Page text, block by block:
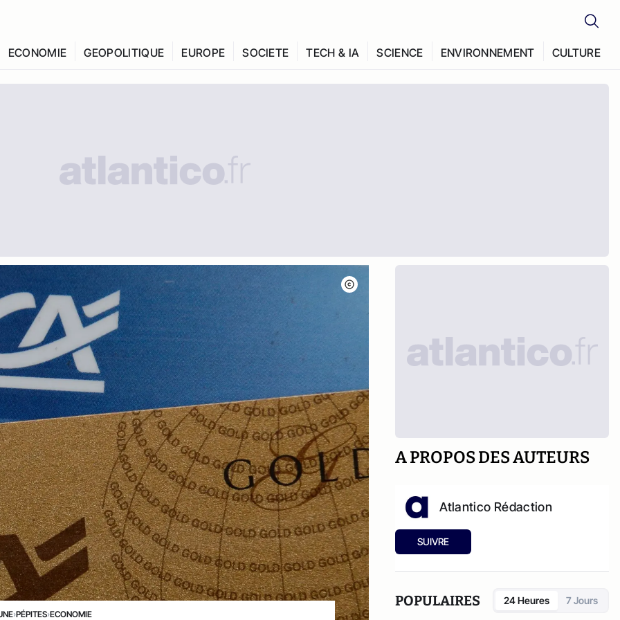
ECONOMIE GEOPOLITIQUE EUROPE SOCIETE TECH & IA SCIENCE ENVIRONNEMENT CULTURE
›PÉPITES›ECONOMIE
A PROPOS DES AUTEURS
Atlantico Rédaction
SUIVRE
POPULAIRES 24 Heures 7 Jours